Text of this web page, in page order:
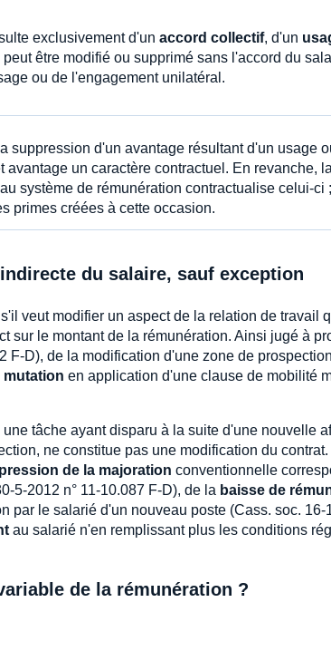
exclusivement d'un accord collectif, d'un
être modifié ou supprimé sans l'accord du
ou de l'engagement unilatéral.
suppression d'un avantage résultant d'un usage
avantage un caractère contractuel. En revanche,
système de rémunération contractualise celui-ci
primes créées à cette occasion.
du salaire, sauf exception
veut modifier un aspect de la relation de travail
sur le montant de la rémunération. Ainsi jugé à
F-D), de la modification d'une zone de
mutation en application d'une clause de mobilité
une tâche ayant disparu à la suite d'une nouvelle
ne constitue pas une modification du
de la majoration conventionnelle
5-2012 n° 11-10.087 F-D), de la baisse de
par le salarié d'un nouveau poste (Cass. soc. 16-
au salarié n'en remplissant plus les conditions
de la rémunération ?